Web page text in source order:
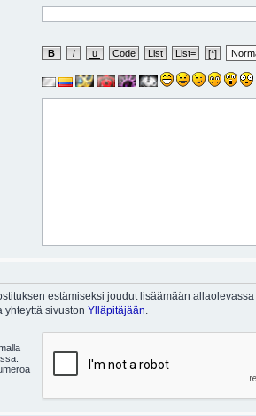
estämiseksi joudut lisäämään
yhteyttä sivuston Ylläpitäjään